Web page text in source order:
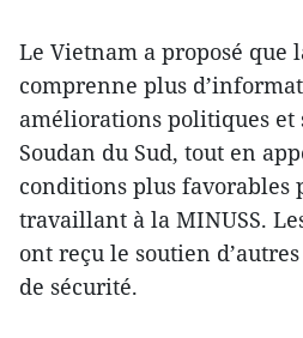
Le Vietnam a proposé que
comprenne plus
améliorations politiques et
Soudan du Sud, tout en
conditions plus favorables
travaillant à la MINUSS.
ont reçu le soutien
de sécurité.